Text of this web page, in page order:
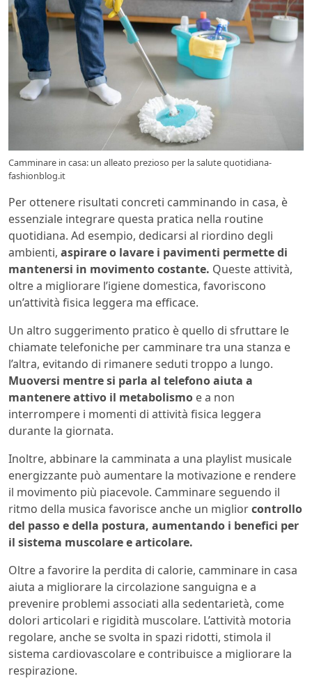
Camminare in casa: un alleato prezioso per la salute quotidiana-
fashionblog.it
Per ottenere risultati concreti camminando in casa, è
essenziale integrare questa pratica nella routine
quotidiana. Ad esempio, dedicarsi al riordino degli
ambienti, aspirare o lavare i pavimenti permette di
mantenersi in movimento costante. Queste attività,
oltre a migliorare l’igiene domestica, favoriscono
un’attività fisica leggera ma efficace.
Un altro suggerimento pratico è quello di sfruttare le
chiamate telefoniche per camminare tra una stanza e
l’altra, evitando di rimanere seduti troppo a lungo.
Muoversi mentre si parla al telefono aiuta a
mantenere attivo il metabolismo e a non
interrompere i momenti di attività fisica leggera
durante la giornata.
Inoltre, abbinare la camminata a una playlist musicale
energizzante può aumentare la motivazione e rendere
il movimento più piacevole. Camminare seguendo il
ritmo della musica favorisce anche un migliorcontrollo
del passo e della postura, aumentando i benefici per
il sistema muscolare e articolare.
Oltre a favorire la perdita di calorie, camminare in casa
aiuta a migliorare la circolazione sanguigna e a
prevenire problemi associati alla sedentarietà, come
dolori articolari e rigidità muscolare. L’attività motoria
regolare, anche se svolta in spazi ridotti, stimola il
sistema cardiovascolare e contribuisce a migliorare la
respirazione.